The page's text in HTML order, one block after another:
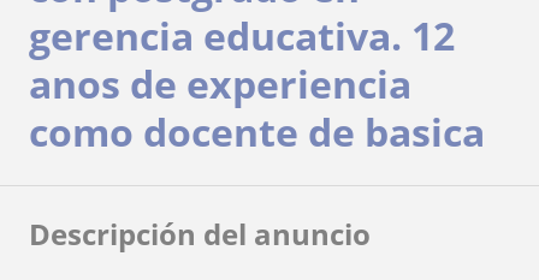
gerencia educativa. 12
anos de experiencia
como docente de basica
Descripción del anuncio